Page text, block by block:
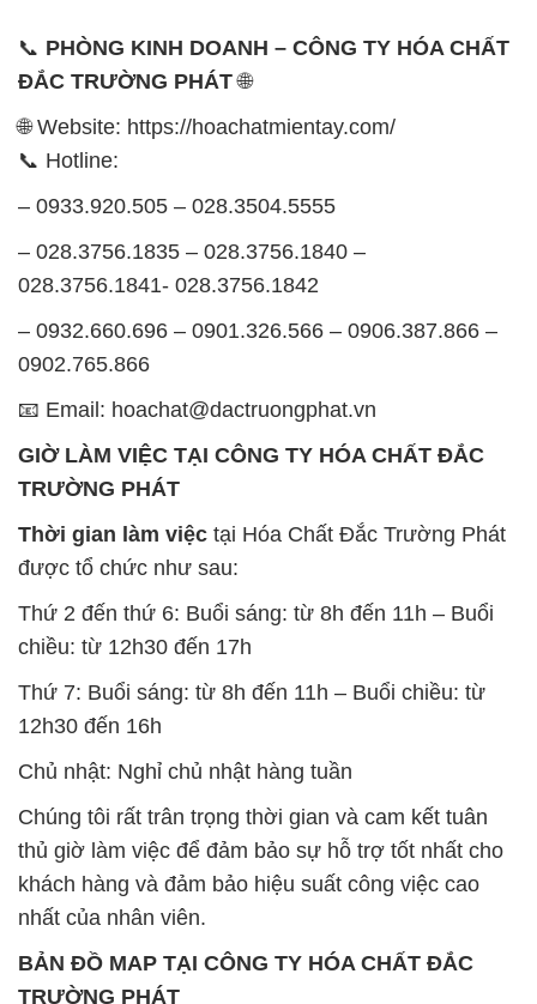
📞 PHÒNG KINH DOANH – CÔNG TY HÓA CHẤT
ĐẮC TRƯỜNG PHÁT🌐
🌐 Website: https://hoachatmientay.com/
📞 Hotline:
– 0933.920.505 – 028.3504.5555
– 028.3756.1835 – 028.3756.1840 –
028.3756.1841- 028.3756.1842
– 0932.660.696 – 0901.326.566 – 0906.387.866 –
0902.765.866
📧 Email: hoachat@dactruongphat.vn
GIỜ LÀM VIỆC TẠI CÔNG TY HÓA CHẤT ĐẮC
TRƯỜNG PHÁT
Thời gian làm việc tại Hóa Chất Đắc Trường Phát
được tổ chức như sau:
Thứ 2 đến thứ 6: Buổi sáng: từ 8h đến 11h – Buổi
chiều: từ 12h30 đến 17h
Thứ 7: Buổi sáng: từ 8h đến 11h – Buổi chiều: từ
12h30 đến 16h
Chủ nhật: Nghỉ chủ nhật hàng tuần
Chúng tôi rất trân trọng thời gian và cam kết tuân
thủ giờ làm việc để đảm bảo sự hỗ trợ tốt nhất cho
khách hàng và đảm bảo hiệu suất công việc cao
nhất của nhân viên.
BẢN ĐỒ MAP TẠI CÔNG TY HÓA CHẤT ĐẮC
TRƯỜNG PHÁT